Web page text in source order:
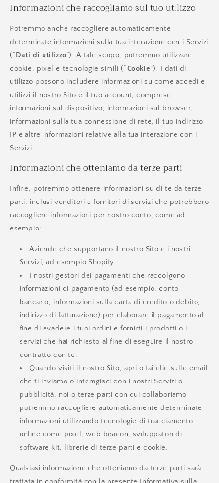
Informazioni che raccogliamo sul tuo utilizzo
Potremmo anche raccogliere automaticamente
determinate informazioni sulla tua interazione con i Servizi
(“Dati di utilizzo”). A tale scopo, potremmo utilizzare
cookie, pixel e tecnologie simili (“Cookie”). I dati di
utilizzo possono includere informazioni su come accedi e
utilizzi il nostro Sito e il tuo account, comprese
informazioni sul dispositivo, informazioni sul browser,
informazioni sulla tua connessione di rete, il tuo indirizzo
IP e altre informazioni relative alla tua interazione con i
Servizi.
Informazioni che otteniamo da terze parti
Infine, potremmo ottenere informazioni su di te da terze
parti, inclusi venditori e fornitori di servizi che potrebbero
raccogliere informazioni per nostro conto, come ad
esempio:
Aziende che supportano il nostro Sito e i nostri
Servizi, ad esempio Shopify.
I nostri gestori dei pagamenti che raccolgono
informazioni di pagamento (ad esempio, conto
bancario, informazioni sulla carta di credito o debito,
indirizzo di fatturazione) per elaborare il pagamento al
fine di evadere i tuoi ordini e fornirti i prodotti o i
servizi che hai richiesto al fine di eseguire il nostro
contratto con te.
Quando visiti il nostro Sito, apri o fai clic sulle email
che ti inviamo o interagisci con i nostri Servizi o
pubblicità, noi o terze parti con cui collaboriamo
potremmo raccogliere automaticamente determinate
informazioni utilizzando tecnologie di tracciamento
online come pixel, web beacon, sviluppatori di
software kit, librerie di terze parti e cookie.
Qualsiasi informazione che otteniamo da terze parti sarà
trattata in conformità con la presente Informativa sulla